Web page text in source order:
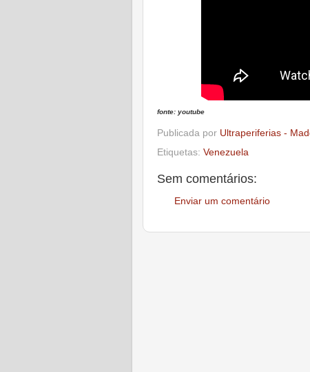
fonte: youtube
Publicada por Ultraperiferias -
Etiquetas: Venezuela
Sem comentários:
Enviar um comentário